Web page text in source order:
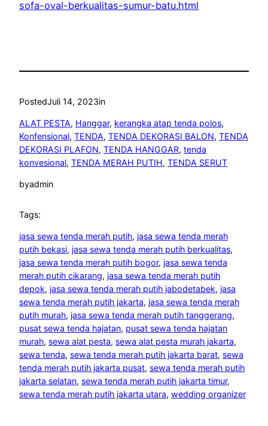
sofa-oval-berkualitas-sumur-batu.html
PostedJuli 14, 2023in
ALAT PESTA, Hanggar, kerangka atap tenda polos
Konfensional, TENDA, TENDA DEKORASI BALON, TENDA
DEKORASI PLAFON, TENDA HANGGAR, tenda
konvesional, TENDA MERAH PUTIH, TENDA SERUT
byadmin
Tags:
jasa sewa tenda merah putih, jasa sewa tenda merah
putih bekasi, jasa sewa tenda merah putih berkualitas
jasa sewa tenda merah putih bogor, jasa sewa tenda
merah putih cikarang, jasa sewa tenda merah putih
depok, jasa sewa tenda merah putih jabodetabek, jasa
sewa tenda merah putih jakarta, jasa sewa tenda merah
putih murah, jasa sewa tenda merah putih tanggerang
pusat sewa tenda hajatan, pusat sewa tenda hajatan
murah, sewa alat pesta, sewa alat pesta murah jakarta
sewa tenda, sewa tenda merah putih jakarta barat, sewa
tenda merah putih jakarta pusat, sewa tenda merah putih
jakarta selatan, sewa tenda merah putih jakarta timur
sewa tenda merah putih jakarta utara, wedding organizer